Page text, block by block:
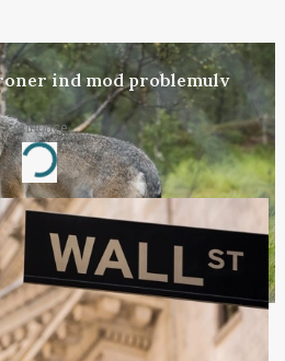
ind mod problemulv
Annonce